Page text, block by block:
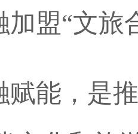
加盟“文旅
赋能，是